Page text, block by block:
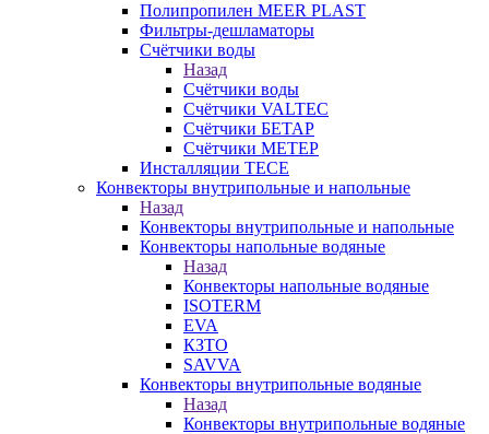
Полипропилен MEER PLAST
Фильтры-дешламаторы
Счётчики воды
Назад
Счётчики воды
Счётчики VALTEC
Счётчики БЕТАР
Счётчики МЕТЕР
Инсталляции TECE
Конвекторы внутрипольные и напольные
Назад
Конвекторы внутрипольные и напольные
Конвекторы напольные водяные
Назад
Конвекторы напольные водяные
ISOTERM
EVA
КЗТО
SAVVA
Конвекторы внутрипольные водяные
Назад
Конвекторы внутрипольные водяные